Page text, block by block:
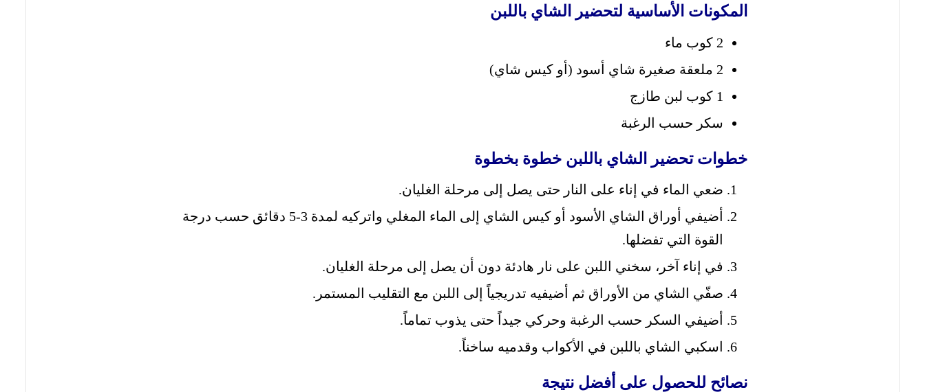
المكونات الأساسية لتحضير الشاي باللبن
2 كوب ماء
2 ملعقة صغيرة شاي أسود (أو كيس شاي)
1 كوب لبن طازج
سكر حسب الرغبة
خطوات تحضير الشاي باللبن خطوة بخطوة
ضعي الماء في إناء على النار حتى يصل إلى مرحلة الغليان.
أضيفي أوراق الشاي الأسود أو كيس الشاي إلى الماء المغلي واتركيه لمدة 3-5 دقائق حسب درجة
القوة التي تفضلها.
في إناء آخر، سخني اللبن على نار هادئة دون أن يصل إلى مرحلة الغليان.
صفّي الشاي من الأوراق ثم أضيفيه تدريجياً إلى اللبن مع التقليب المستمر.
أضيفي السكر حسب الرغبة وحركي جيداً حتى يذوب تماماً.
اسكبي الشاي باللبن في الأكواب وقدميه ساخناً.
نصائح للحصول على أفضل نتيجة